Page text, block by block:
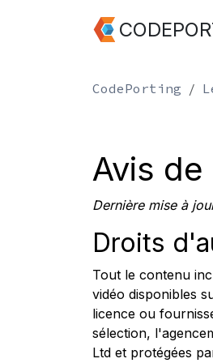
CodePorting
Avis
Dernière mise à
Droits
Tout le contenu
vidéo disponibles
licence ou
sélection,
Ltd et protégées